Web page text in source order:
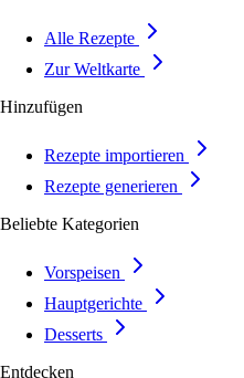
Alle Rezepte
Zur Weltkarte
Hinzufügen
Rezepte importieren
Rezepte generieren
Beliebte Kategorien
Vorspeisen
Hauptgerichte
Desserts
Entdecken